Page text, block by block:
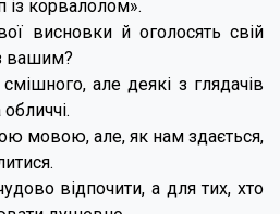
із корвалолом».
висновки й оголосять свій
вашим?
але деякі з глядачів
мовою, але, як нам здається,
відпочити, а для тих, хто